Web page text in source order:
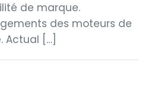
de marque.
des moteurs de
Actual […]